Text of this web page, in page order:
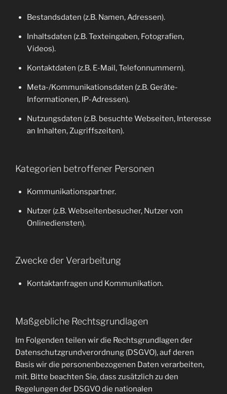
Bestandsdaten (z.B. Namen, Adressen).
Inhaltsdaten (z.B. Texteingaben, Fotografien,
Videos).
Kontaktdaten (z.B. E-Mail, Telefonnummern).
Meta-/Kommunikationsdaten (z.B. Geräte-
Informationen, IP-Adressen).
Nutzungsdaten (z.B. besuchte Webseiten, Interesse
an Inhalten, Zugriffszeiten).
Kategorien betroffener Personen
Kommunikationspartner.
Nutzer (z.B. Webseitenbesucher, Nutzer von
Onlinediensten).
Zwecke der Verarbeitung
Kontaktanfragen und Kommunikation.
Maßgebliche Rechtsgrundlagen
Im Folgenden teilen wir die Rechtsgrundlagen der
Datenschutzgrundverordnung (DSGVO), auf deren
Basis wir die personenbezogenen Daten verarbeiten,
mit. Bitte beachten Sie, dass zusätzlich zu den
Regelungen der DSGVO die nationalen